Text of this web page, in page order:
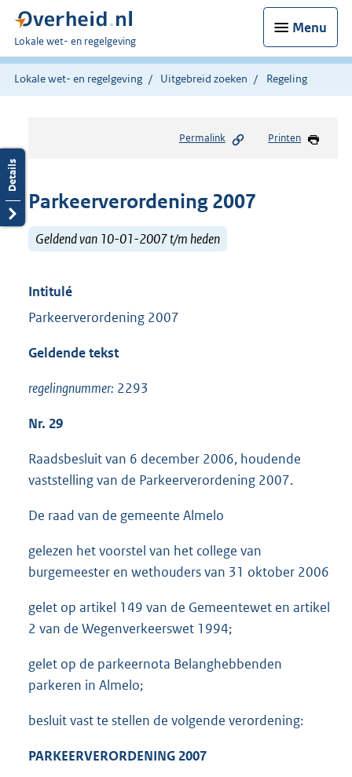
Menu
U
bent
hier:
Lokale wet- en regelgeving
Lokale wet- en regelgeving Uitgebreid zoeken Regeling
Permalink Printen
Parkeerverordening 2007
Geldend van 10-01-2007 t/m heden
Intitulé
Parkeerverordening 2007
Geldende tekst
regelingnummer: 2293
Nr. 29
Raadsbesluit van 6 december 2006, houdende
vaststelling van de Parkeerverordening 2007.
De raad van de gemeente Almelo
gelezen het voorstel van het college van
burgemeester en wethouders van 31 oktober 2006
gelet op artikel 149 van de Gemeentewet en artikel
2 van de Wegenverkeerswet 1994;
gelet op de parkeernota Belanghebbenden
parkeren in Almelo;
besluit vast te stellen de volgende verordening:
PARKEERVERORDENING 2007